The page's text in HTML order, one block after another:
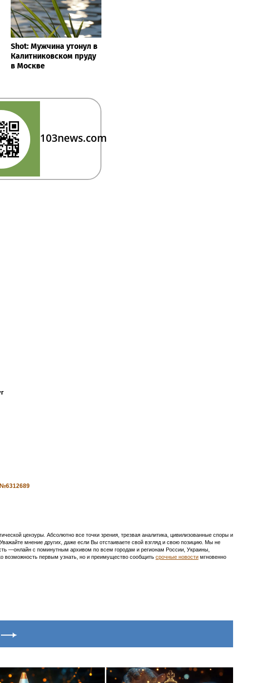
Shot: Мужчина утонул в
Калитниковском пруду
в Москве
103news.com
цензуры. Абсолютно все точки зрения, трезвая аналитика, цивилизованные споры и
мнение других, даже если Вы отстаиваете свой взгляд и свою позицию. Мы не
—онлайн с поминутным архивом по всем городам и регионам России, Украины,
возможность первым узнать, но и преимущество сообщить срочные новости мгновенно